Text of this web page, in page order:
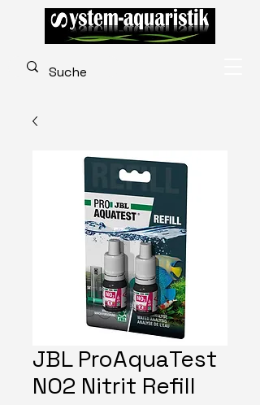
JBL ProAquaTest
NO2 Nitrit Refill